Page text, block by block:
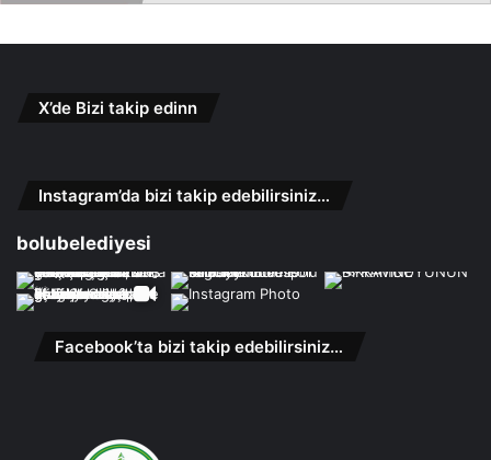
X’de Bizi takip edinn
Instagram’da bizi takip edebilirsiniz…
bolubelediyesi
Facebook’ta bizi takip edebilirsiniz…